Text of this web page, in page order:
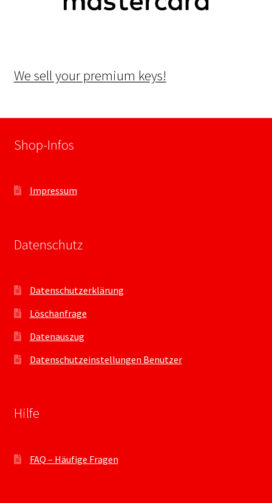
We sell your premium keys!
Shop-Infos
Impressum
Datenschutz
Datenschutzerklärung
Löschanfrage
Datenauszug
Datenschutzeinstellungen Benutzer
Hilfe
FAQ – Häufige Fragen